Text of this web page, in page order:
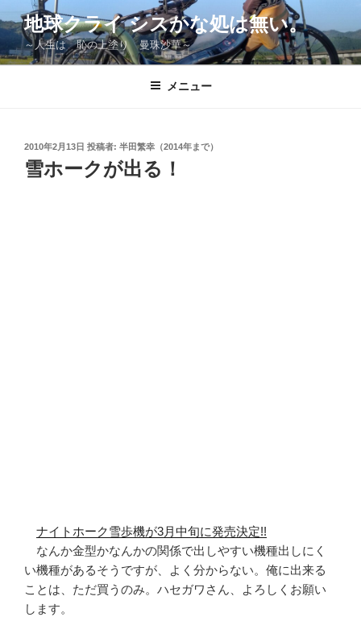
ン
テ
ン
地球クライ シスかな処は無い。
～人生は 恥の上塗り 曼珠沙華～
メニュー
投
稿
日:
2010年2月13日 投稿者: 半田繁幸（2014年まで）
雪ホークが出る！
ナイトホーク雪歩機が3月中旬に発売決定!!
なんか金型かなんかの関係で出しやすい機種出しにく
い機種があるそうですが、よく分からない。俺に出来る
ことは、ただ買うのみ。ハセガワさん、よろしくお願い
します。